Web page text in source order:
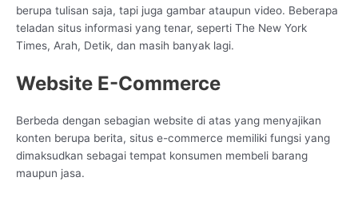
berupa tulisan saja, tapi juga gambar ataupun video. Beberapa
teladan situs informasi yang tenar, seperti The New York
Times, Arah, Detik, dan masih banyak lagi.
Website E-Commerce
Berbeda dengan sebagian website di atas yang menyajikan
konten berupa berita, situs e-commerce memiliki fungsi yang
dimaksudkan sebagai tempat konsumen membeli barang
maupun jasa.